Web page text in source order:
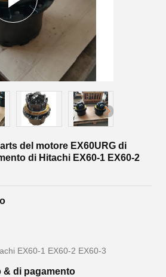
del motore EX60URG di
di Hitachi EX60-1 EX60-2
EX60-1 EX60-2 EX60-3
& di pagamento